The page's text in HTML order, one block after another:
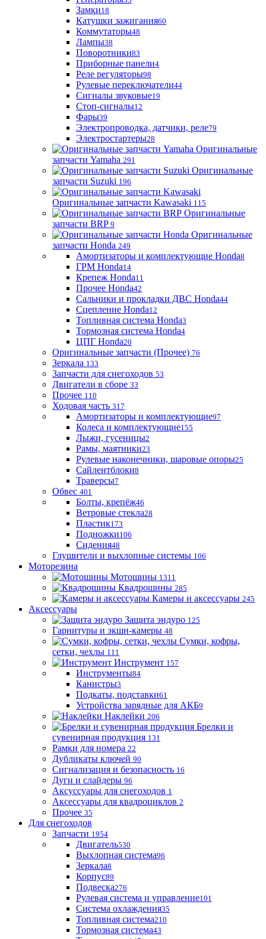
Замки18
Катушки зажигания60
Коммутаторы48
Лампы38
Поворотники83
Приборные панели4
Реле регуляторы98
Рулевые переключатели44
Сигналы звуковые19
Стоп-сигналы12
Фары39
Электропроводка, датчики, реле79
Электростартеры28
Оригинальные
запчасти Yamaha 291
Оригинальные
запчасти Suzuki 196
Оригинальные запчасти Kawasaki 115
Оригинальные
запчасти BRP 9
Оригинальные
запчасти Honda 249
Амортизаторы и комплектующие Honda8
ГРМ Honda14
Крепеж Honda11
Прочее Honda42
Сальники и прокладки ДВС Honda44
Сцепление Honda12
Топливная система Honda3
Тормозная система Honda4
ЦПГ Honda20
Оригинальные запчасти (Прочее) 76
Зеркала 133
Запчасти для снегоходов 53
Двигатели в сборе 33
Прочее 110
Ходовая часть 317
Амортизаторы и комплектующие97
Колеса и комплектующие155
Лыжи, гусеницы2
Рамы, маятники23
Рулевые наконечники, шаровые опоры25
Сайлентблоки8
Траверсы7
Обвес 401
Болты, крепёж46
Ветровые стекла28
Пластик173
Подножки106
Сидения48
Глушители и выхлопные системы 106
Моторезина
Мотошины 1311
Квадрошины 285
Камеры и аксессуары 245
Аксессуары
Защита эндуро 125
Гарнитуры и экшн-камеры 48
Сумки, кофры,
сетки, чехлы 111
Инструмент 157
Инструменты84
Канистры3
Подкаты, подставки61
Устройства зарядные для АКБ9
Наклейки 206
Брелки и
сувенирная продукция 131
Рамки для номера 22
Дубликаты ключей 90
Сигнализация и безопасность 16
Дуги и слайдеры 96
Аксуссуары для снегоходов 1
Аксессуары для квадроциклов 2
Прочее 35
Для снегоходов
Запчасти 1954
Двигатель530
Выхлопная система96
Зеркала8
Корпус89
Подвеска276
Рулевая система и управление101
Система охлаждения35
Топливная система210
Тормозная система43